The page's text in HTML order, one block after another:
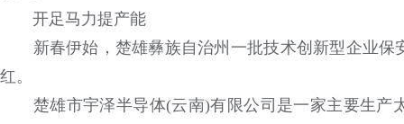
开足马力提产能
新春伊始，楚雄彝族自治州一批技术创新型企业保
红。
楚雄市宇泽半导体(云南)有限公司是一家主要生产